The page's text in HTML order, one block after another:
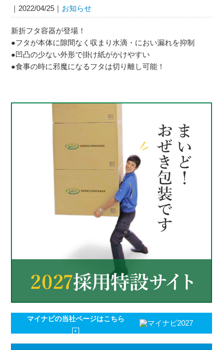
2022/04/25 お知らせ
新折フタ容器が登場！
●フタが本体に隙間なく収まり水滴・におい漏れを抑制
●凹凸の少ない外形で掛け紙がかけやすい
●食事の時に邪魔になるフタは切り離し可能！
マイナビの当社ページはこちら